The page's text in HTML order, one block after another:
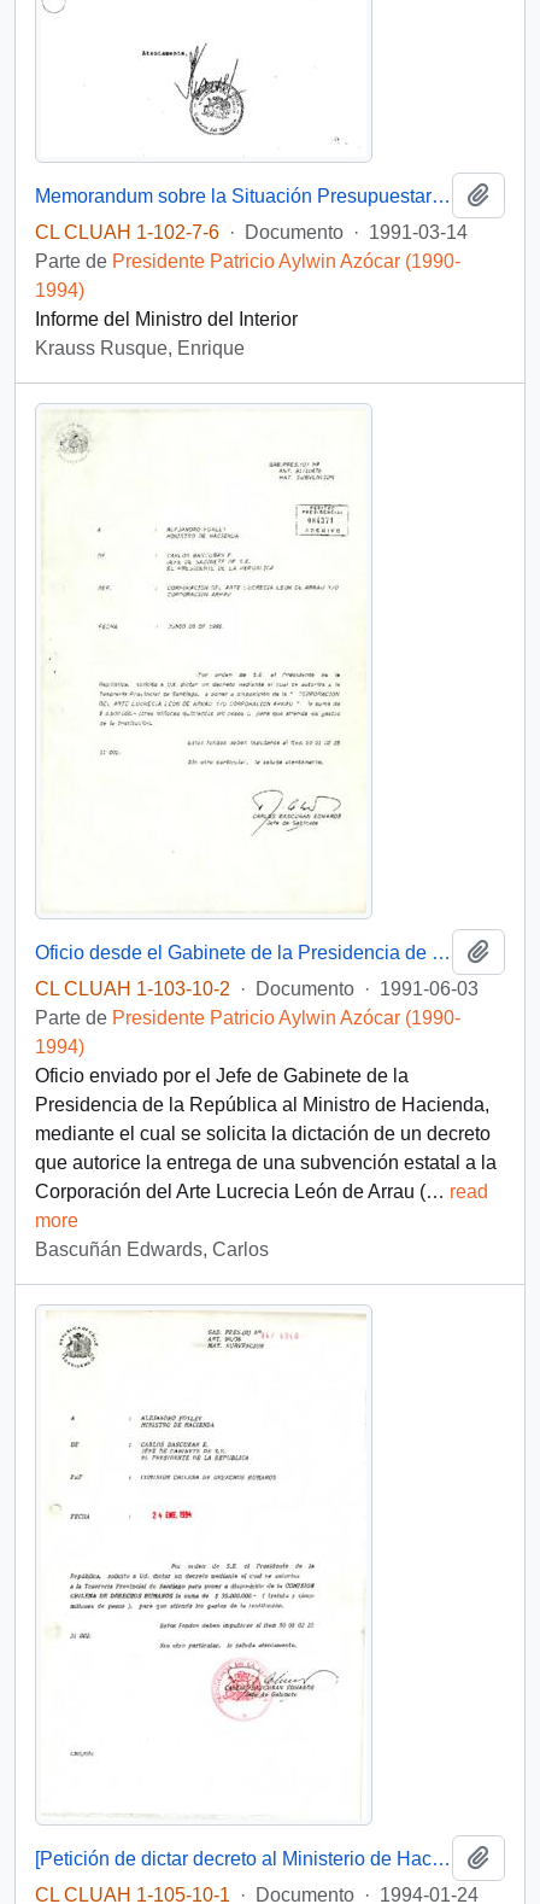
Memorandum sobre la Situación Presupuestaria de la PDI
CL CLUAH 1-102-7-6 · Documento · 1991-03-14
Parte de Presidente Patricio Aylwin Azócar (1990-
1994)
Informe del Ministro del Interior
Krauss Rusque, Enrique
Oficio desde el Gabinete de la Presidencia de la República, de Carlos Bascuñán Edwards, Jefe de Gabinete de S.E. el Presidente de la República, dirigido a Alejandro Foxley, Ministro de Hacienda
CL CLUAH 1-103-10-2
· Documento · 1991-06-03
Parte de Presidente Patricio Aylwin Azócar (1990-
1994)
Oficio enviado por el Jefe de Gabinete de la
Presidencia de la República al Ministro de Hacienda,
mediante el cual se solicita la dictación de un decreto
que autorice la entrega de una subvención estatal a la
Corporación del Arte Lucrecia León de Arrau (… read
more
Bascuñán Edwards, Carlos
[Petición de dictar decreto al Ministerio de Hacienda]
CL CLUAH 1-105-10-1
· Documento · 1994-01-24